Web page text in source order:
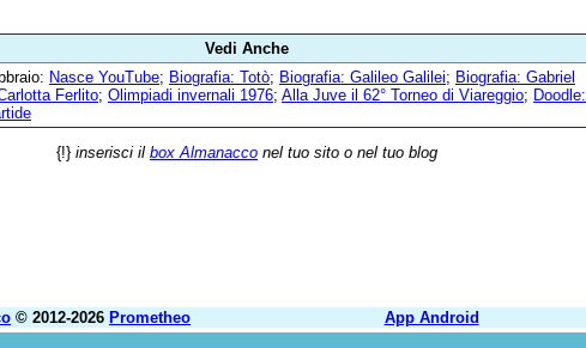
Vedi Anche
Nasce YouTube; Biografia: Totò; Biografia: Galileo Galilei; Biografia: Gabriel
Ferlito; Olimpiadi invernali 1976; Alla Juve il 62° Torneo di Viareggio; Doodle:
{!} inserisci il box Almanacco nel tuo sito o nel tuo blog
© 2012-2026 Prometheo App Android